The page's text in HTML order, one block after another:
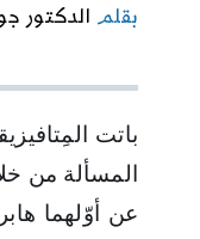
بقلم الدكتور
باتت
المسألة من
عن أوّلهما